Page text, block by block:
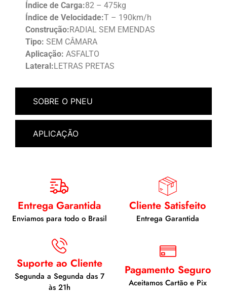
SOBRE O PNEU
APLICAÇÃO
Índice de Carga:82 – 475kg
Índice de Velocidade:T – 190km/h
Construção: RADIAL SEM EMENDAS
Tipo: SEM CÂMARA
Aplicação: ASFALTO
Lateral: LETRAS PRETAS
Entrega Garantida
Enviamos para todo o Brasil
Cliente Satisfeito
Entrega Garantida
Suporte ao Cliente
Segunda a Segunda das 7
às 21h
Pagamento Seguro
Aceitamos Cartão e Pix